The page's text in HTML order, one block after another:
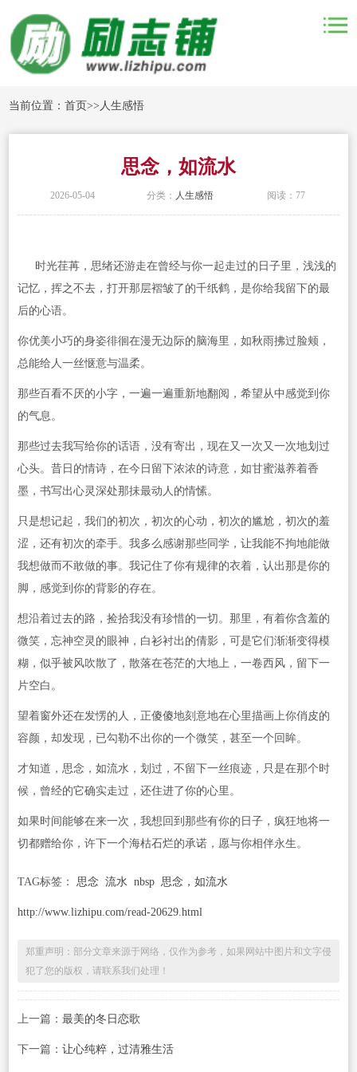
当前位置：首页>> 人生感悟
思念，如流水
2026-05-04 分类： 人生感悟 阅读：77
时光荏苒，思绪还游走在曾经与你一起走过的日子里，浅浅的
记忆，挥之不去，打开那层褶皱了的千纸鹤，是你给我留下的最
后的心语。
你优美小巧的身姿徘徊在漫无边际的脑海里，如秋雨拂过脸颊，
总能给人一丝惬意与温柔。
那些百看不厌的小字，一遍一遍重新地翻阅，希望从中感觉到你
的气息。
那些过去我写给你的话语，没有寄出，现在又一次又一次地划过
心头。昔日的情诗，在今日留下浓浓的诗意，如甘蜜滋养着香
墨，书写出心灵深处那抺最动人的情愫。
只是想记起，我们的初次，初次的心动，初次的尴尬，初次的羞
涩，还有初次的牵手。我多么感谢那些同学，让我能不拘地能做
我想做而不敢做的事。我记住了你有规律的衣着，认出那是你的
脚，感觉到你的背影的存在。
想沿着过去的路，捡拾我没有珍惜的一切。那里，有着你含羞的
微笑，忘神空灵的眼神，白衫衬出的倩影，可是它们渐渐变得模
糊，似乎被风吹散了，散落在苍茫的大地上，一卷西风，留下一
片空白。
望着窗外还在发愣的人，正傻傻地刻意地在心里描画上你俏皮的
容颜，却发现，已勾勒不出你的一个微笑，甚至一个回眸。
才知道，思念，如流水，划过，不留下一丝痕迹，只是在那个时
候，曾经的它确实走过，还住进了你的心里。
如果时间能够在来一次，我想回到那些有你的日子，疯狂地将一
切都赠给你，许下一个海枯石烂的承诺，愿与你相伴永生。
TAG标签： 思念 流水 nbsp 思念，如流水
http://www.lizhipu.com/read-20629.html
郑重声明：部分文章来源于网络，仅作为参考，如果网站中图片和文字侵
犯了您的版权，请联系我们处理！
上一篇： 最美的冬日恋歌
下一篇： 让心纯粹，过清雅生活